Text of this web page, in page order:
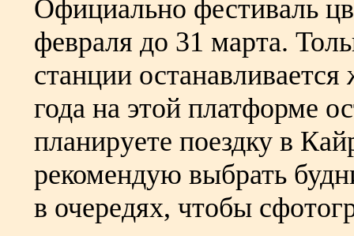
Официально фестиваль
февраля до 31 марта.
станции
года на этой платформе
планируете поездку в
рекомендую выбрать
в очередях, чтобы